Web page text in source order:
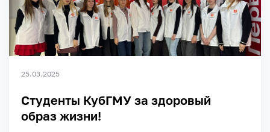
25.03.2025
Студенты КубГМУ за здоровый
образ жизни!